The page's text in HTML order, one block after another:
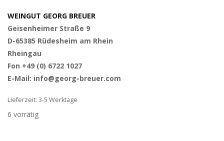
WEINGUT GEORG BREUER
Geisenheimer Straße 9
D-65385 Rüdesheim am Rhein
Rheingau
Fon +49 (0) 6722 1027
E-Mail: info@georg-breuer.com
Lieferzeit: 3-5 Werktage
6 vorrätig